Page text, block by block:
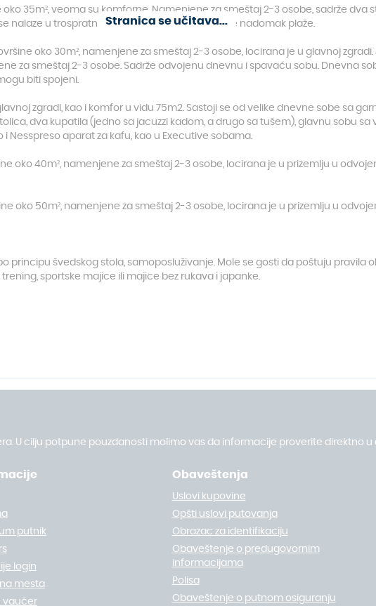
oko 35m², veoma su komforne. Namenjene za smeštaj 2-3 osobe, sadrže dva
nalaze u trospratnim zgradama koje su locirane nadomak plaže.
oko 30m², namenjene za smeštaj 2-3 osobe, locirana je u glavnoj
za smeštaj 2-3 osobe. Sadrže odvojenu dnevnu i spavaću sobu. Dnevna
biti spojeni.
zgradi, kao i komfor u vidu 75m2. Sastoji se od velike dnevne sobe sa
dva kupatila (jedno sa jacuzzi kadom, a drugo sa tušem), glavnu sobu sa
Nesspreso aparat za kafu, kao u Executive sobama.
oko 40m², namenjene za smeštaj 2-3 osobe, locirana je u prizemlju u
oko 50m², namenjene za smeštaj 2-3 osobe, locirana je u prizemlju u
principu švedskog stola, samoposluživanje. Mole se gosti da poštuju pravila
sportske majice ili majice bez rukava i japanke.
U cilju potpune pouzdanosti molimo vas da informacije proverite direktno u
putnik
login
mesta
vaučer
Obaveštenja
Uslovi kupovine
Opšti uslovi putovanja
Obrazac za identifikaciju
Obaveštenje o predugovornim
informacijama
Polisa
Obaveštenje o putnom osiguranju
Stranica se učitava...